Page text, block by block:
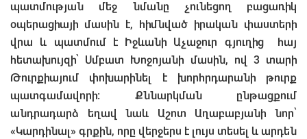
պատմության մեջ նմանը չունեցող բացառիկ
օպերացիայի մասին է, հիմնված իրական փաստերի
վրա և պատմում է Իջևանի Աչաջուր գյուղից հայ
հետախույզի՝ Սմբատ Խոջոյանի մասին, ով 3 տարի
Թուրքիայում փոխարինել է խորհրդարանի թուրք
պատգամավորի: Քննարկման ընթացքում
անդրադարձ եղավ նաև Աշոտ Աղաբաբյանի նոր՝
«Կարդինալ» գրքին, որը վերջերս է լույս տեսել և արդեն